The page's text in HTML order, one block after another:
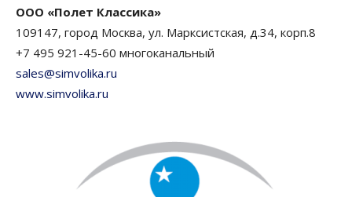
ООО «Полет Классика»
109147, город Москва, ул. Марксистская, д.34, корп.8
+7 495 921-45-60 многоканальный
sales@simvolika.ru
www.simvolika.ru